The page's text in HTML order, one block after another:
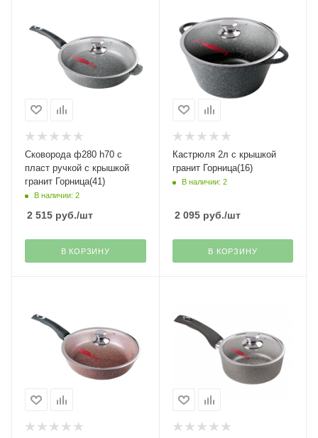
Сковорода ф280 h70 с
пласт ручкой с крышкой
гранит Горница(41)
В наличии: 2
2 515 руб./шт
В КОРЗИНУ
Кастрюля 2л с крышкой
гранит Горница(16)
В наличии: 2
2 095руб./шт
В КОРЗИНУ